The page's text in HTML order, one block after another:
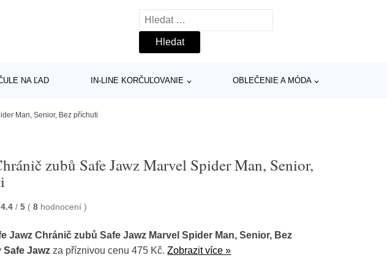
Vyhledávání
NA ĽAD IN-LINE KORČUĽOVANIE OBLEČENIE A MÓDA
Man, Senior, Bez příchuti
zubů Safe Jawz Marvel Spider Man, Senior,
4.4 / 5 ( 8 hodnocení)
Jawz Chránič zubů Safe Jawz Marvel Spider Man, Senior, Bez
Safe Jawz za příznivou cenu 475 Kč.Zobrazit více »